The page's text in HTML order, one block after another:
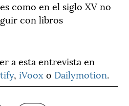
como en el siglo XV no
con libros
a esta entrevista en
,iVoox o Dailymotion.